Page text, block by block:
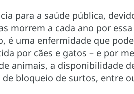
para a saúde pública,
morrem a cada ano por
é uma enfermidade que
por cães e gatos – e por
animais, a disponibilidade
de bloqueio de surtos, entre